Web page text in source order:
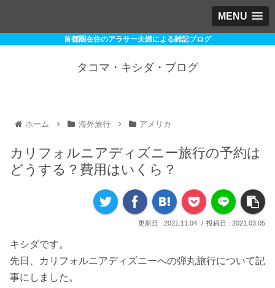
MENU
首都圏在住のアラサー夫婦による雑記ブログ
タコマ・キシダ・ブログ
ホーム 海外旅行 アメリカ
カリフォルニアディズニー旅行の予約は
どうする？費用はいくら？
2021.11.04 2021.03.05
キシダです。
先日、カリフォルニアディズニーへの弾丸旅行について記
事にしました。